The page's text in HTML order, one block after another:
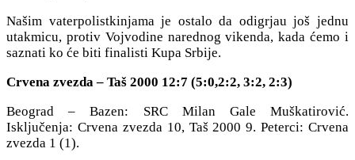
Našim vaterpolistkinjama je ostalo da odigrjau još jednu
utakmicu, protiv Vojvodine narednog vikenda, kada ćemo i
saznati ko će biti finalisti Kupa Srbije.
Crvena zvezda – Taš 2000 12:7 (5:0,2:2, 3:2, 2:3)
Beograd – Bazen: SRC Milan Gale Muškatirović.
Isključenja: Crvena zvezda 10, Taš 2000 9. Peterci: Crvena
zvezda 1 (1).